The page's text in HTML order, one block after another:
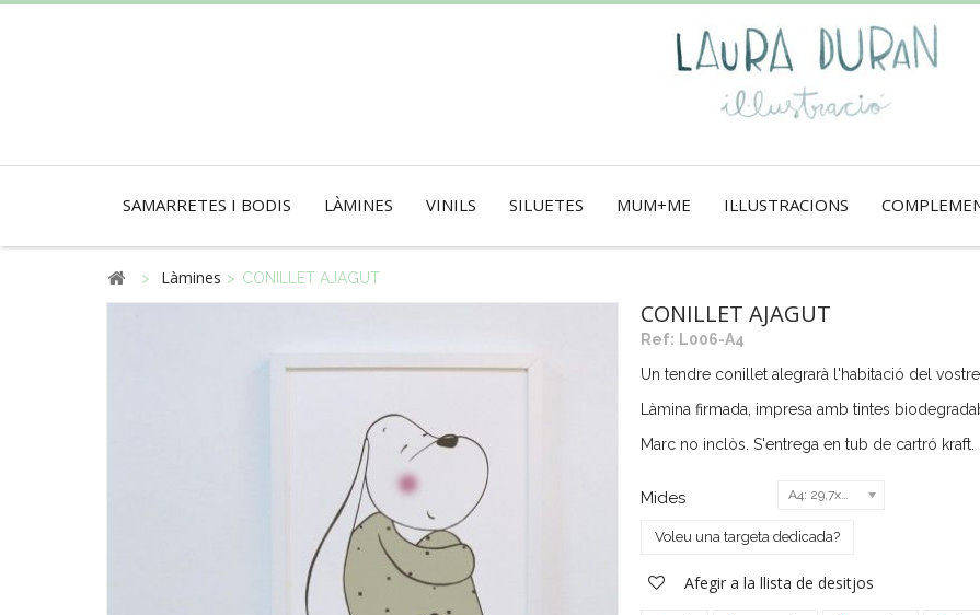
SAMARRETES I BODIS LÀMINES VINILS SILUETES MUM+ME IL·LUSTRACIONS
> Làmines > CONILLET AJAGUT
CONILLET AJAGUT
Ref: L006-A4
Un tendre conillet alegrarà l'habitació del vostre
Làmina firmada, impresa amb tintes
Marc no inclòs. S'entrega en tub de cartró kraft.
Mides A4: 29,7x21
Voleu una targeta dedicada?
Afegir a la llista de desitjos